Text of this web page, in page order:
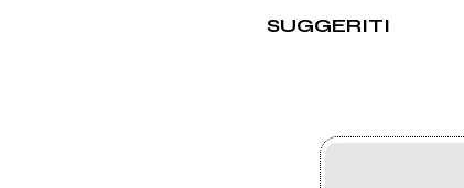
SUGGERITI